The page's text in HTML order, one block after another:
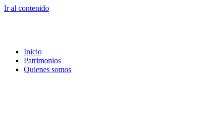
Ir al contenido
Inicio
Patrimonios
Quienes somos